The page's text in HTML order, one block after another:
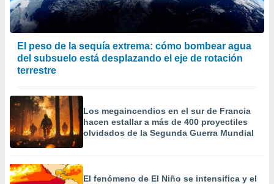
El peso de la sequía extrema: cómo bombear agua
del subsuelo está desplazando el eje de rotación
terrestre
Los megaincendios en el sur de Francia
hacen estallar a más de 400 proyectiles
olvidados de la Segunda Guerra Mundial
El fenómeno de El Niño se intensifica y el